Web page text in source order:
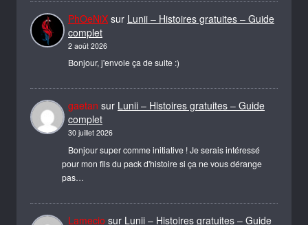
PhOeNiX sur Lunii – Histoires gratuites – Guide
complet
2 août 2026
Bonjour, j'envoie ça de suite :)
gaetan sur Lunii – Histoires gratuites – Guide
complet
30 juillet 2026
Bonjour super comme initiative ! Je serais intéressé
pour mon fils du pack d'histoire si ça ne vous dérange
pas…
Lamecio sur Lunii – Histoires gratuites – Guide